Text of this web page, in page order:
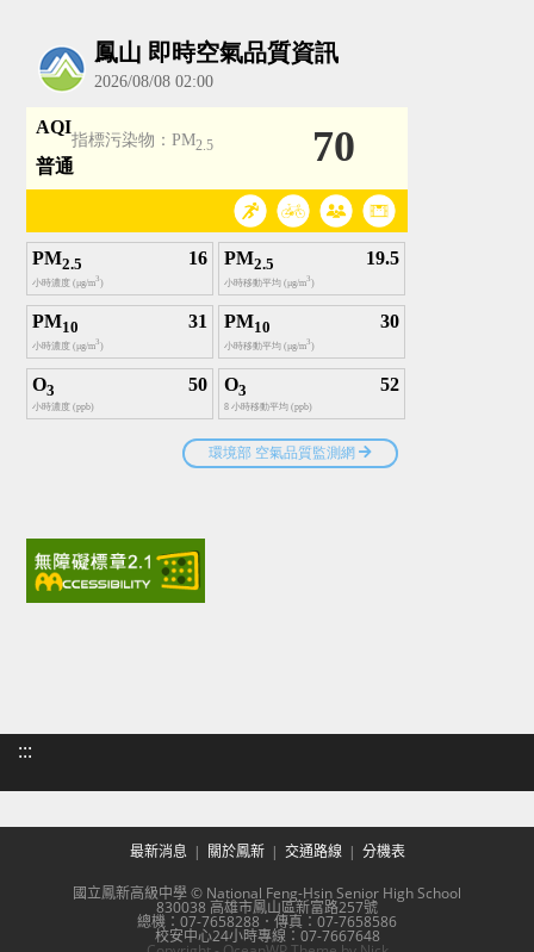
:::
最新消息 關於鳳新 交通路線 分機表
國立鳳新高級中學 © National Feng-Hsin Senior High School
830038 高雄市鳳山區新富路257號
總機：07-7658288．傳真：07-7658586
校安中心24小時專線：07-7667648